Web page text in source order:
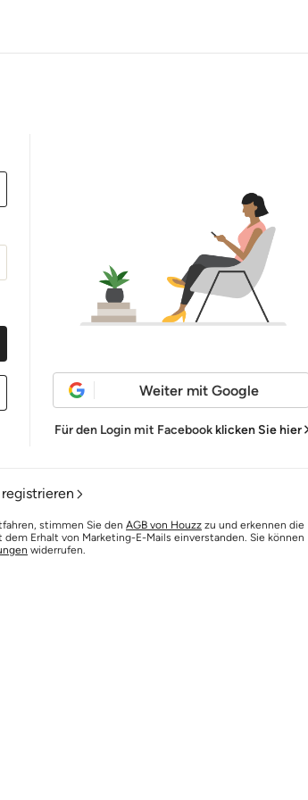
Weiter mit Google
Für den Login mit Facebookklicken Sie hier
stimmen Sie den AGB von Houzz zu und erkennen die
dem Erhalt von Marketing-E-Mails einverstanden. Sie können
widerrufen.